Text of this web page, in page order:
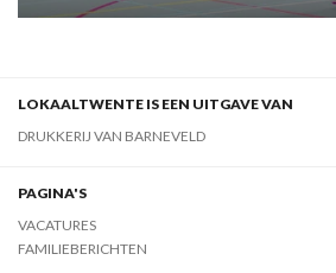
LOKAALTWENTE IS EEN UITGAVE VAN
DRUKKERIJ VAN BARNEVELD
PAGINA'S
VACATURES
FAMILIEBERICHTEN